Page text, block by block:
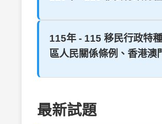
115年 - 115 移民行政特
區人民關係條例、香港
最新試題